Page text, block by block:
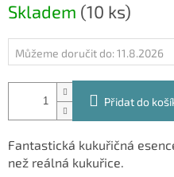
cena:
Skladem (10 ks)
Můžeme doručit do: 11.8.2026
Přidat do
Fantastická kukuřičná
než reálná kukuřice.